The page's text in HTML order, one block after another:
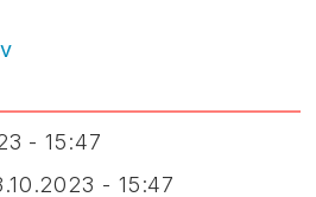
- 15:47
- 15:47